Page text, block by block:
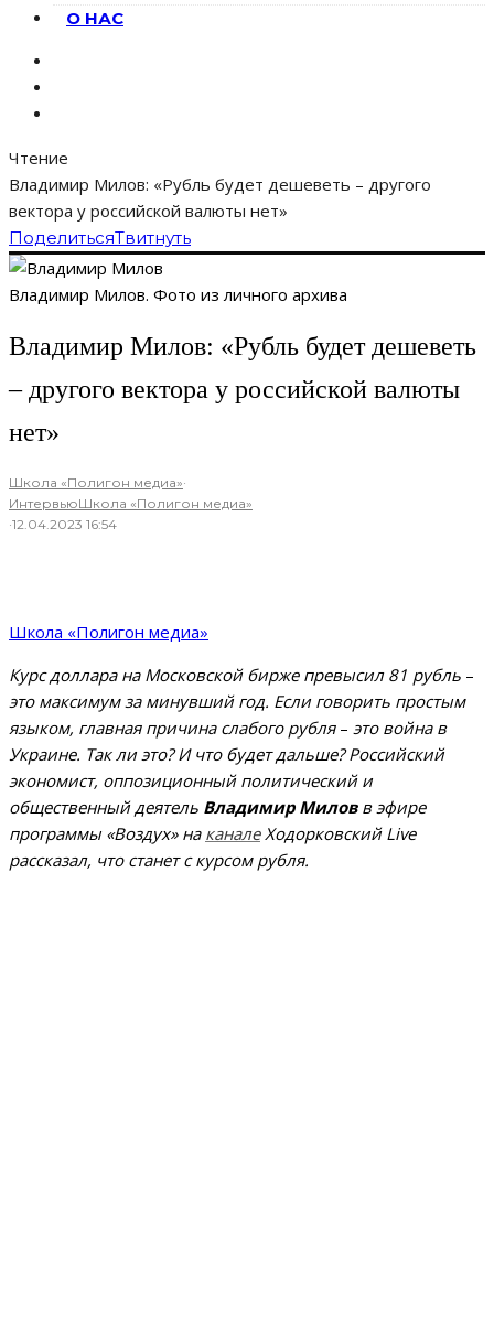
О НАС
Чтение
Владимир Милов: «Рубль будет дешеветь – другого
вектора у российской валюты нет»
ПоделитьсяТвитнуть
Владимир Милов. Фото из личного архива
Владимир Милов: «Рубль будет дешеветь
– другого вектора у российской валюты
нет»
Школа «Полигон медиа»·
ИнтервьюШкола «Полигон медиа»
·12.04.2023 16:54
Школа «Полигон медиа»
Курс доллара на Московской бирже превысил 81 рубль –
это максимум за минувший год. Если говорить простым
языком, главная причина слабого рубля – это война в
Украине. Так ли это? И что будет дальше? Российский
экономист, оппозиционный политический и
общественный деятель Владимир Миловв эфире
программы «Воздух» на каналеХодорковский Live
рассказал, что станет с курсом рубля.